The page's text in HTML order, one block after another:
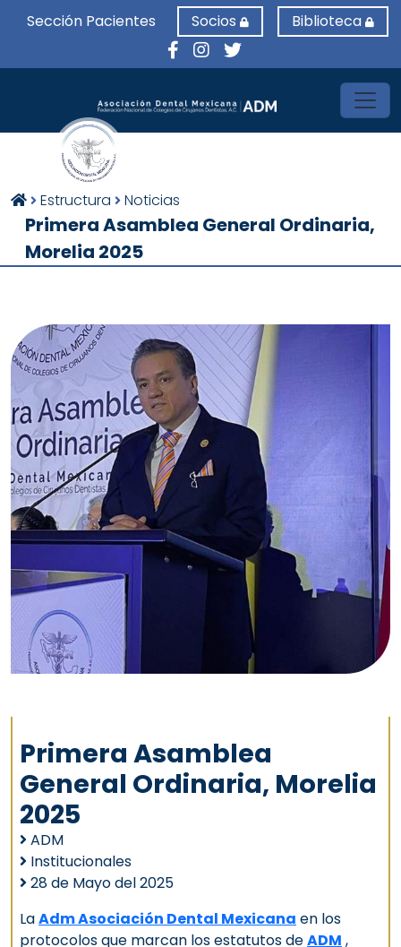
Sección Pacientes Socios Biblioteca
Estructura Noticias
Primera Asamblea General Ordinaria,
Morelia 2025
Primera Asamblea
General Ordinaria, Morelia
2025
ADM
Institucionales
28 de Mayo del 2025
LaAdm Asociación Dental Mexicana en los
protocolos que marcan los estatutos deADM ,